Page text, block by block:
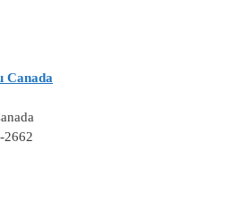
Canada
2662